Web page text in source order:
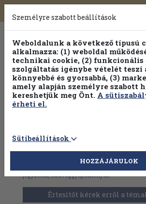
Toggle
navigation
jegyzetek, szöveggyűjtemények
Értesítőt kérek erről a
Személyre szabott beállítások
Weboldalunk a következő típusú
alkalmazza: (1) weboldal
technikai cookie, (2) funkcionális
szolgáltatás igénybe vételét teszi
könnyebbé és gyorsabbá, (3)
amely alapján személyre szabott
kereshetjük meg Önt. A
érheti el.
Sütibeállítások
HOZZÁJÁRULOK